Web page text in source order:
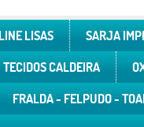
LISAS
SARJA
TECIDOS CALDEIRA
FRALDA - FELPUDO -